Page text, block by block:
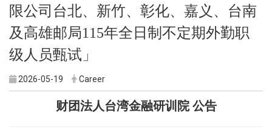
限公司台北、新竹、彰化、嘉义、台南
及高雄邮局115年全日制不定期外勤职
级人员甄试」
2026-05-19 Career
财团法人台湾金融研训院 公告